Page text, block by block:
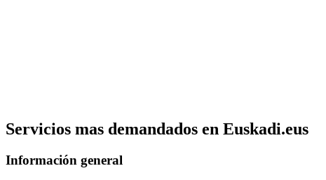
Servicios mas demandados en Euskadi.eus
Información general